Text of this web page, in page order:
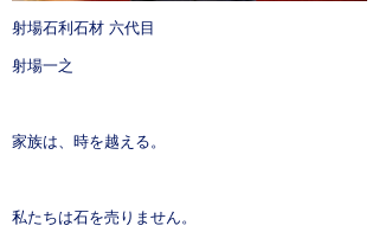
射場石利石材 六代目
射場一之
家族は、時を越える。
私たちは石を売りません。